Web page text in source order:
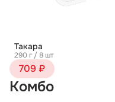
Такара
290 г / 8 шт
709 ₽
Комбо